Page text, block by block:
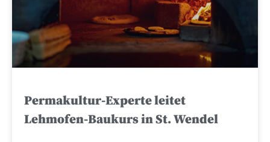
Permakultur-Experte leitet
Lehmofen-Baukurs in St. Wendel